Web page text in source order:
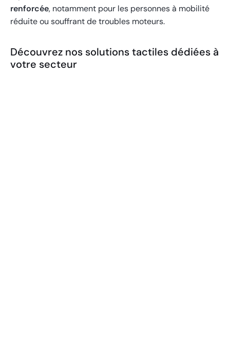
renforcée, notamment pour les personnes à mobilité
réduite ou souffrant de troubles moteurs.
Découvrez nos solutions tactiles dédiées à
votre secteur